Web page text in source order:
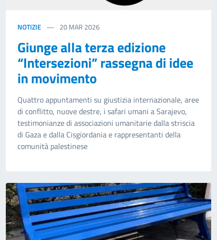
NOTIZIE 20MAR 2026
Giunge alla terza edizione
“Intersezioni” rassegna di idee
in movimento
Quattro appuntamenti su giustizia internazionale, aree
di conflitto, nuove destre, i safari umani a Sarajevo,
testimonianze di associazioni umanitarie dalla striscia
di Gaza e dalla Cisgiordania e rappresentanti della
comunità palestinese